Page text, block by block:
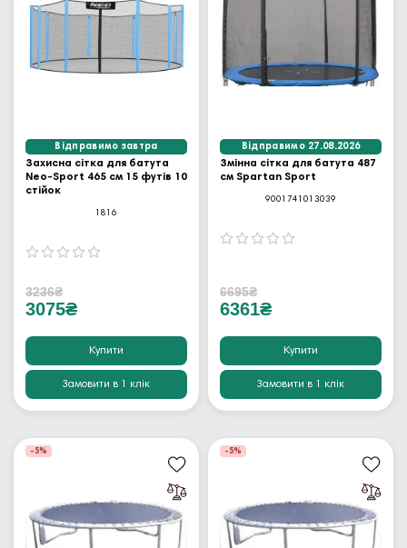
Відправимо завтра
Захисна сітка для батута
Neo-Sport 465 см 15 футів 10
стійок
1816
3236₴
3075₴
Купити
Замовити в 1 клік
Відправимо 27.08.2026
Змінна сітка для батута 487
см Spartan Sport
9001741013039
6695₴
6361₴
Купити
Замовити в 1 клік
-5% -5%